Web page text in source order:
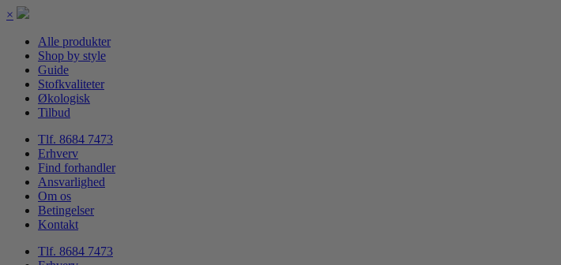
×
Alle produkter
Shop by style
Guide
Stofkvaliteter
Økologisk
Tilbud
Tlf. 8684 7473
Erhverv
Find forhandler
Ansvarlighed
Om os
Betingelser
Kontakt
Tlf. 8684 7473